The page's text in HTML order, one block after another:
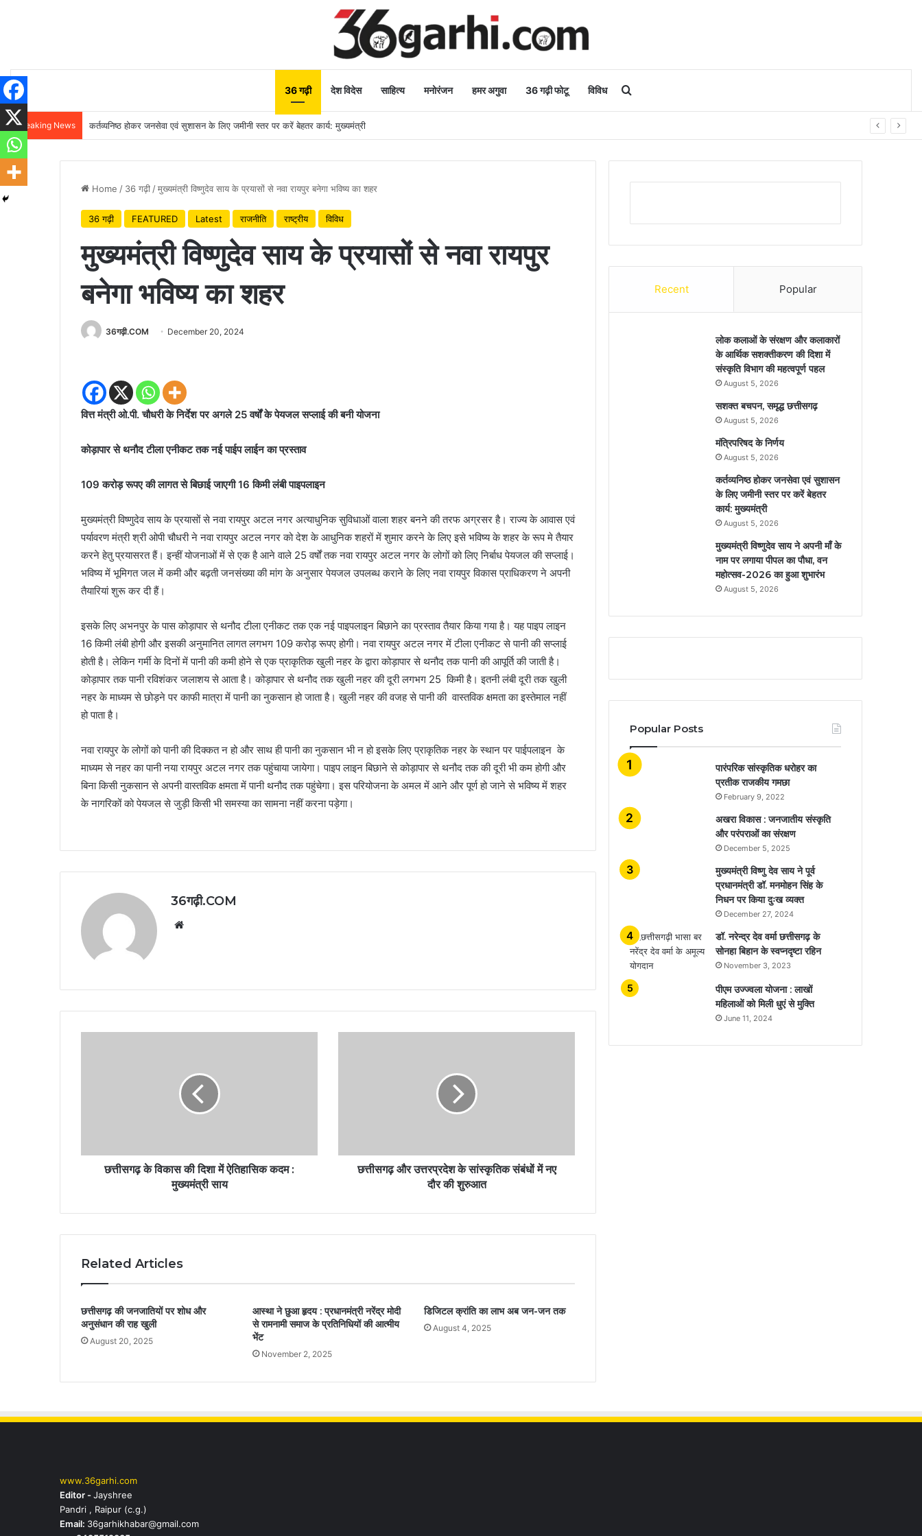
36 गढ़ी देश विदेस साहित्य मनोरंजन हमर अगुवा 36 गढ़ी फोटू विविध
Breaking News कर्तव्यनिष्ठ होकर जनसेवा एवं सुशासन के लिए जमीनी स्तर पर करें बेहतर कार्य: मुख्यमंत्री
Home / 36 गढ़ी /मुख्यमंत्री विष्णुदेव साय के प्रयासों से नवा रायपुर बनेगा भविष्य का शहर
36 गढ़ी FEATURED Latest राजनीति राष्ट्रीय विविध
मुख्यमंत्री विष्णुदेव साय के प्रयासों से नवा रायपुर
बनेगा भविष्य का शहर
36गढ़ी.COM December 20, 2024
वित्त मंत्री ओ.पी. चौधरी के निर्देश पर अगले 25 वर्षों के पेयजल सप्लाई की बनी योजना
कोड़ापार से थनौद टीला एनीकट तक नई पाईप लाईन का प्रस्ताव
109 करोड़ रूपए की लागत से बिछाई जाएगी 16 किमी लंबी पाइपलाइन
मुख्यमंत्री विष्णुदेव साय के प्रयासों से नवा रायपुर अटल नगर अत्याधुनिक सुविधाओं वाला शहर बनने की तरफ अग्रसर है। राज्य के आवास एवं
पर्यावरण मंत्री श्री ओपी चौधरी ने नवा रायपुर अटल नगर को देश के आधुनिक शहरों में शुमार करने के लिए इसे भविष्य के शहर के रूप मे तैयार
करने हेतु प्रयासरत हैं। इन्हीं योजनाओं में से एक है आने वाले 25 वर्षों तक नवा रायपुर अटल नगर के लोगों को लिए निर्बाध पेयजल की सप्लाई।
भविष्य में भूमिगत जल में कमी और बढ़ती जनसंख्या की मांग के अनुसार पेयजल उपलब्ध कराने के लिए नवा रायपुर विकास प्राधिकरण ने अपनी
तैयारियां शुरू कर दी हैं।
इसके लिए अभनपुर के पास कोड़ापार से थनौद टीला एनीकट तक एक नई पाइपलाइन बिछाने का प्रस्ताव तैयार किया गया है। यह पाइप लाइन
16 किमी लंबी होगी और इसकी अनुमानित लागत लगभग 109 करोड़ रूपए होगी। नवा रायपुर अटल नगर में टीला एनीकट से पानी की सप्लाई
होती है। लेकिन गर्मी के दिनों में पानी की कमी होने से एक प्राकृतिक खुली नहर के द्वारा कोड़ापार से थनौद तक पानी की आपूर्ति की जाती है।
कोड़ापार तक पानी रविशंकर जलाशय से आता है। कोड़ापार से थनौद तक खुली नहर की दूरी लगभग 25 किमी है। इतनी लंबी दूरी तक खुली
नहर के माध्यम से छोड़ने पर काफी मात्रा में पानी का नुकसान हो जाता है। खुली नहर की वजह से पानी की वास्तविक क्षमता का इस्तेमाल नहीं
हो पाता है।
नवा रायपुर के लोगों को पानी की दिक्कत न हो और साथ ही पानी का नुकसान भी न हो इसके लिए प्राकृतिक नहर के स्थान पर पाईपलाइन के
माध्यम से नहर का पानी नया रायपुर अटल नगर तक पहुंचाया जायेगा। पाइप लाइन बिछाने से कोड़ापार से थनौद तक की दूरी भी कम होगी और
बिना किसी नुकसान से अपनी वास्तविक क्षमता में पानी थनौद तक पहुंचेगा। इस परियोजना के अमल में आने और पूर्ण हो जाने से भविष्य में शहर
के नागरिकों को पेयजल से जुड़ी किसी भी समस्या का सामना नहीं करना पड़ेगा।
36गढ़ी.COM
छत्तीसगढ़ के विकास की दिशा में ऐतिहासिक कदम :
मुख्यमंत्री साय
छत्तीसगढ़ और उत्तरप्रदेश के सांस्कृतिक संबंधों में नए
दौर की शुरुआत
Related Articles
छत्तीसगढ़ की जनजातियों पर शोध और
अनुसंधान की राह खुली
August 20, 2025
आस्था ने छुआ हृदय : प्रधानमंत्री नरेंद्र मोदी
से रामनामी समाज के प्रतिनिधियों की आत्मीय
भेंट
November 2, 2025
डिजिटल क्रांति का लाभ अब जन-जन तक
August 4, 2025
Recent Popular
लोक कलाओं के संरक्षण और कलाकारों
के आर्थिक सशक्तीकरण की दिशा में
संस्कृति विभाग की महत्वपूर्ण पहल
August 5, 2026
सशक्त बचपन, समृद्ध छत्तीसगढ़
August 5, 2026
मंत्रिपरिषद के निर्णय
August 5, 2026
कर्तव्यनिष्ठ होकर जनसेवा एवं सुशासन
के लिए जमीनी स्तर पर करें बेहतर
कार्य: मुख्यमंत्री
August 5, 2026
मुख्यमंत्री विष्णुदेव साय ने अपनी माँ के
नाम पर लगाया पीपल का पौधा, वन
महोत्सव-2026 का हुआ शुभारंभ
August 5, 2026
Popular Posts
​​​​​​​पारंपरिक सांस्कृतिक धरोहर का
प्रतीक राजकीय गमछा
February 9, 2022
अखरा विकास : जनजातीय संस्कृति
और परंपराओं का संरक्षण
December 5, 2025
मुख्यमंत्री विष्णु देव साय ने पूर्व
प्रधानमंत्री डॉ. मनमोहन सिंह के
निधन पर किया दुःख व्यक्त
December 27, 2024
डॉ. नरेन्द्र देव वर्मा छत्तीसगढ़ के
सोनहा बिहान के स्वप्नदृष्टा रहिन
November 3, 2023
पीएम उज्ज्वला योजना : लाखों
महिलाओं को मिली धुएं से मुक्ति
June 11, 2024
www.36garhi.com
Editor -Jayshree
Pandri , Raipur (c.g.)
Email: 36garhikhabar@gmail.com